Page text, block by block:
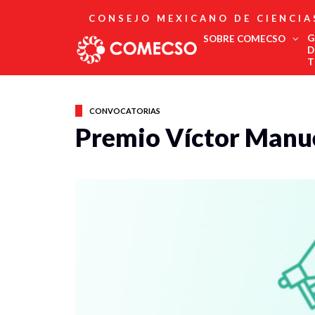
CONSEJO MEXICANO DE
SOBRE COMECSO
Estatutos
CONVOCATORIAS
Premio Víctor